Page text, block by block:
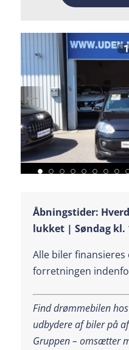
1
Åbningstider:
lukket | Søndag kl.
Alle biler finansieres
forretningen
Find drømmebilen
udbydere af biler på
Gruppen – omsætter